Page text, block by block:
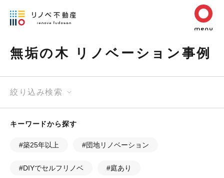
無垢の木 リノベーション事例
絞り込み検索
キーワードから探す
#築25年以上 #団地リノベーション
#DIYでセルフリノベ #庭あり